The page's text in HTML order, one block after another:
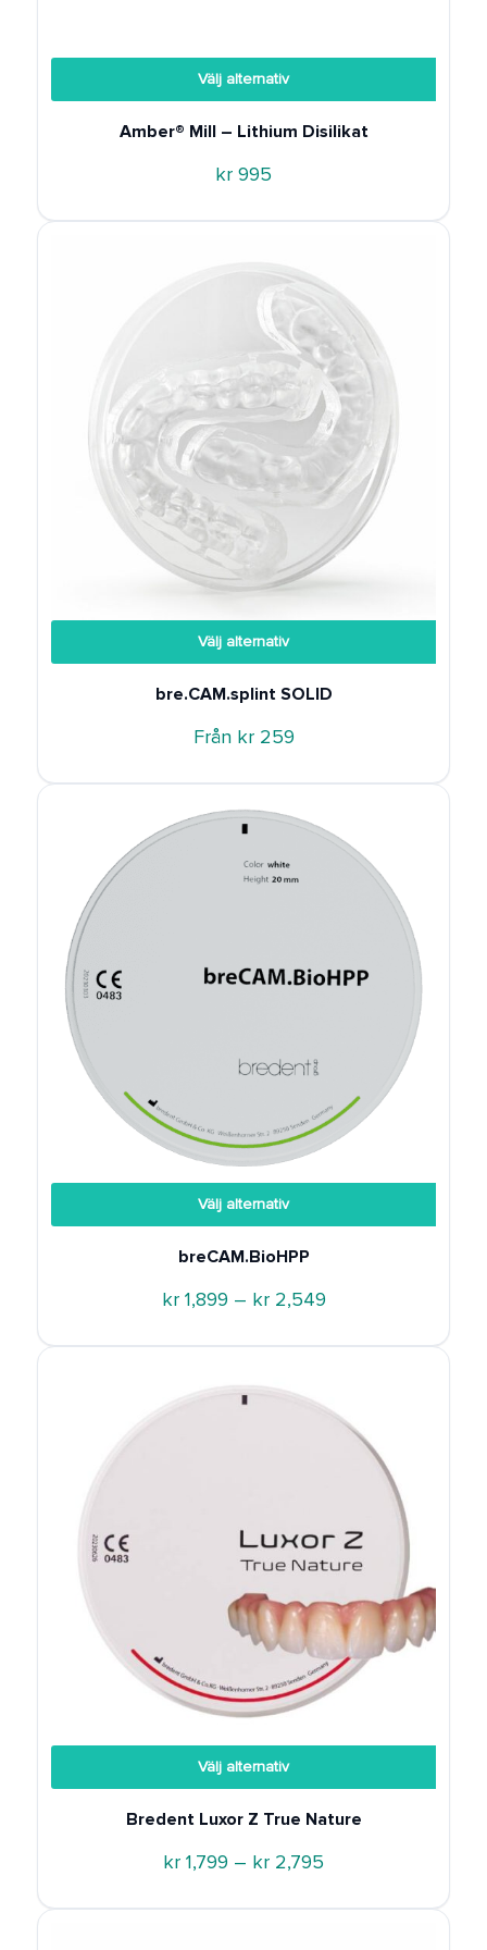
Välj alternativ
Amber® Mill – Lithium Disilikat
kr 995
Välj alternativ
bre.CAM.splint SOLID
Från kr259
Välj alternativ
breCAM.BioHPP
kr1,899 – kr2,549Prisintervall:
till
Välj alternativ
Bredent Luxor Z True Nature
kr 1,799 – kr 2,795
till